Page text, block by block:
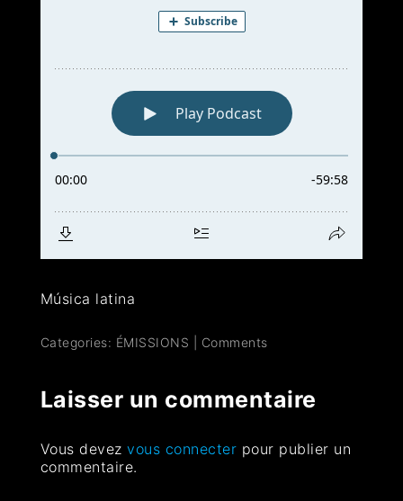
Música latina
Categories: ÉMISSIONS Comments
Laisser un commentaire
Vous devezvous connecter pour publier un
commentaire.